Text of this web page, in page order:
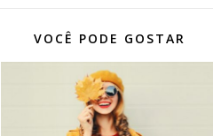
VOCÊ PODE GOSTAR